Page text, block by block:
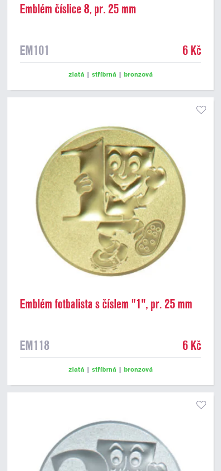
Emblém číslice 8, pr. 25 mm
EM101 6 Kč
zlatá | stříbrná | bronzová
Emblém fotbalista s číslem "1", pr. 25 mm
EM118 6 Kč
zlatá | stříbrná | bronzová